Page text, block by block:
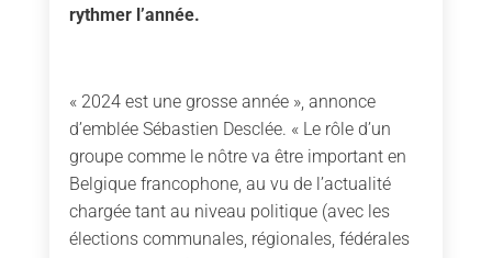
rythmer l’année.
« 2024 est une grosse année », annonce
d’emblée Sébastien Desclée. « Le rôle d’un
groupe comme le nôtre va être important en
Belgique francophone, au vu de l’actualité
chargée tant au niveau politique (avec les
élections communales, régionales, fédérales